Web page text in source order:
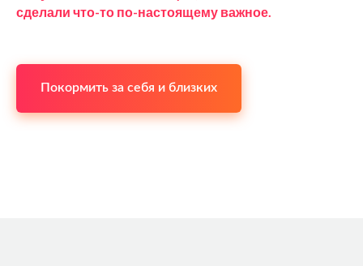
сделали что-то по-настоящему важное.
Покормить за себя и близких